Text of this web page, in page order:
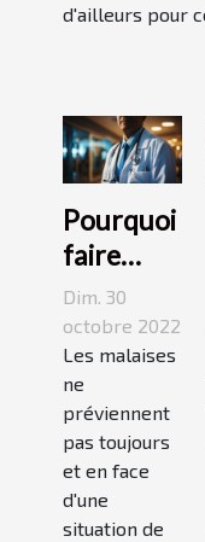
d'ailleurs pour
Pourquoi
faire
appel à
une
maison
médicale
de garde
?
Dim. 30
octobre 2022
Les malaises
ne
préviennent
pas toujours
et en face
d'une
situation de